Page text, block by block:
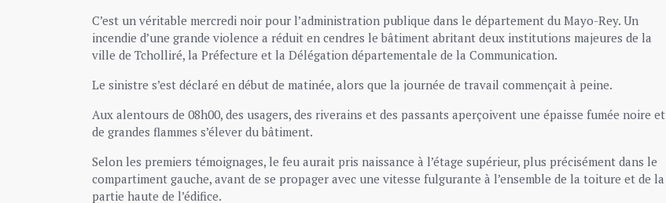
C’est un véritable mercredi noir pour l’administration publique dans le département du Mayo-Rey. Un
incendie d’une grande violence a réduit en cendres le bâtiment abritant deux institutions majeures de la
ville de Tcholliré, la Préfecture et la Délégation départementale de la Communication.
Le sinistre s’est déclaré en début de matinée, alors que la journée de travail commençait à peine.
Aux alentours de 08h00, des usagers, des riverains et des passants aperçoivent une épaisse fumée noire et
de grandes flammes s’élever du bâtiment.
Selon les premiers témoignages, le feu aurait pris naissance à l’étage supérieur, plus précisément dans le
compartiment gauche, avant de se propager avec une vitesse fulgurante à l’ensemble de la toiture et de la
partie haute de l’édifice.